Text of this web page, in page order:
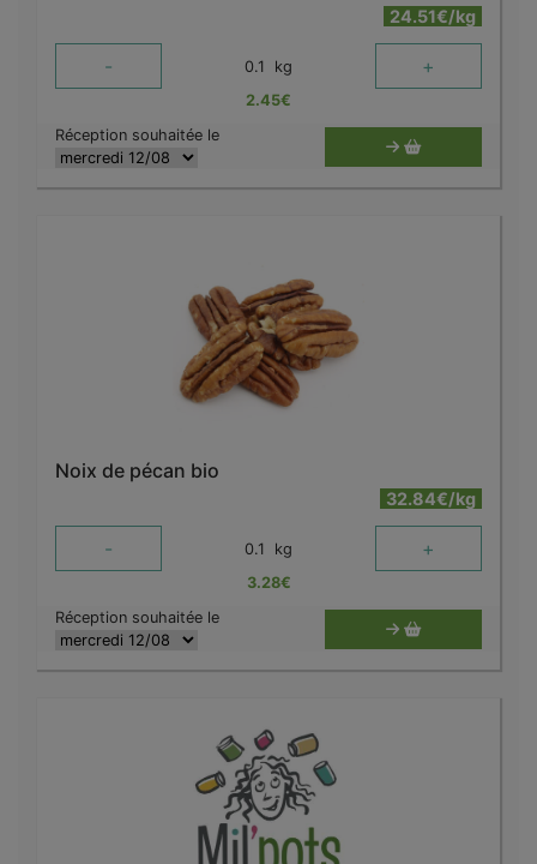
24.51€/kg
- 0.1 kg +
2.45€
Réception souhaitée le
Noix de pécan bio
32.84€/kg
- 0.1 kg +
3.28€
Réception souhaitée le